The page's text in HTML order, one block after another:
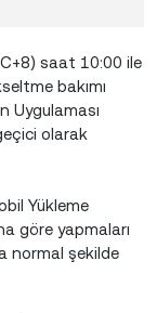
saat 10:00 ile
bakımı
Uygulaması
olarak
Yükleme
göre yapmaları
normal şekilde